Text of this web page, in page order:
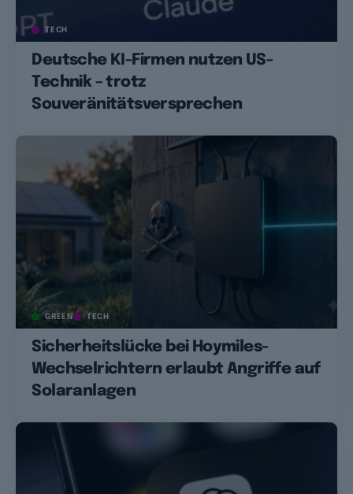
TECH
Deutsche KI-Firmen nutzen US-
Technik – trotz
Souveränitätsversprechen
GREEN TECH
Sicherheitslücke bei Hoymiles-
Wechselrichtern erlaubt Angriffe auf
Solaranlagen